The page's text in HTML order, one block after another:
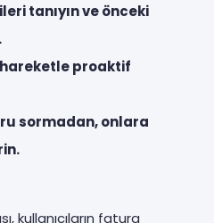
tanıyın ve önceki
proaktif
sormadan, onlara
kullanıcıların fatura